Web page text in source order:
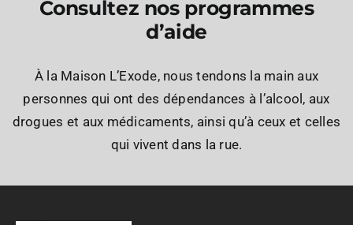
Consultez nos programmes
d’aide
À la Maison L’Exode, nous tendons la main aux
personnes qui ont des dépendances à l’alcool, aux
drogues et aux médicaments, ainsi qu’à ceux et celles
qui vivent dans la rue.